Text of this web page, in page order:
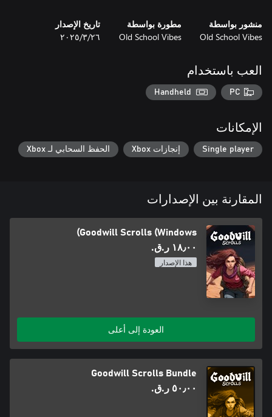
منشور بواسطة
Old School Vibes
مطورة بواسطة
Old School Vibes
تاريخ الإصدار
٢٦‏/٣‏/٢٠٢٥
العب باستخدام
PC
Handheld
الإمكانات
Single player إنجازات Xbox الحفظ السحابي لـ Xbox
المقارنة بين الإصدارات
Goodwill Scrolls (Windows)
١٨٫٠٠ ر.ق.‏
هذا الإصدار
العودة إلى أعلى
Goodwill Scrolls Bundle
٥٠٫٠٠ ر.ق.‏